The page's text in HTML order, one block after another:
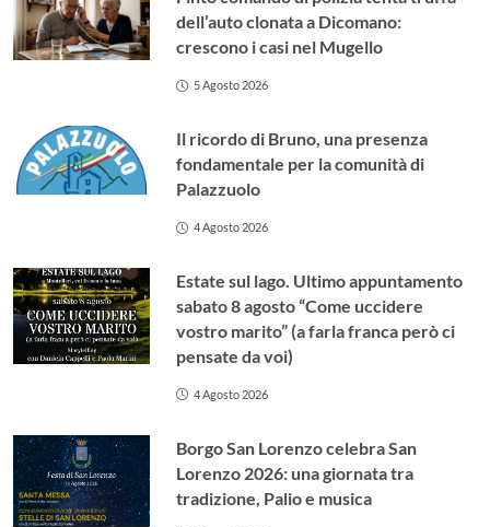
dell’auto clonata a Dicomano:
crescono i casi nel Mugello
5 Agosto 2026
Il ricordo di Bruno, una presenza
fondamentale per la comunità di
Palazzuolo
4 Agosto 2026
Estate sul lago. Ultimo appuntamento
sabato 8 agosto “Come uccidere
vostro marito” (a farla franca però ci
pensate da voi)
4 Agosto 2026
Borgo San Lorenzo celebra San
Lorenzo 2026: una giornata tra
tradizione, Palio e musica